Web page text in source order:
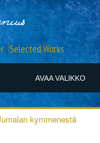
AVAA VALIKKO
|Selected Works
kymmenestä